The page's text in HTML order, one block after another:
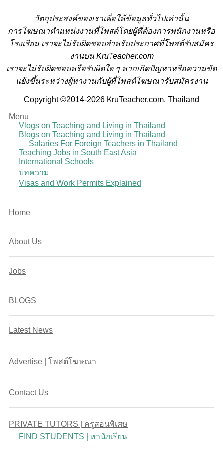
วัตถุประสงค์ของเราเพื่อให้ข้อมูลทั่วไปเท่านั้น
การโฆษณาตำแหน่งงานที่โพสต์โดยผู้ที่ต้องการพนักงานหรือ
โรงเรียน เราจะไม่รับผิดชอบสำหรับประกาศที่โพสต์รับสมัคร
งานบน KruTeacher.com
เราจะไม่รับผิดชอบหรือรับผิดใด ๆ หากเกิดปัญหาหรือความขัด
แย้งขึ้นระหว่างผู้หางานกับผู้ที่โพสต์โฆษณารับสมัครงาน
Copyright ©2014-2026 KruTeacher.com, Thailand
Menu
Vlogs on Teaching and Living in Thailand
Blogs on Teaching and Living in Thailand
Salaries For Foreign Teachers in Thailand
Teaching Jobs in South East Asia
International Schools
บทความ
Visas and Work Permits Explained
Home
About Us
Jobs
BLOGS
Latest News
Advertise | โพสต์โฆษณา
Contact Us
PRIVATE TUTORS | ครูสอนพิเศษ
FIND STUDENTS | หานักเรียน